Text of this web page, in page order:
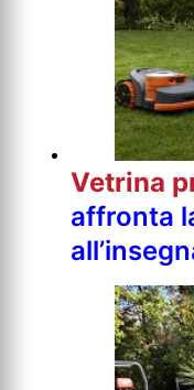
Vetrina
affronta